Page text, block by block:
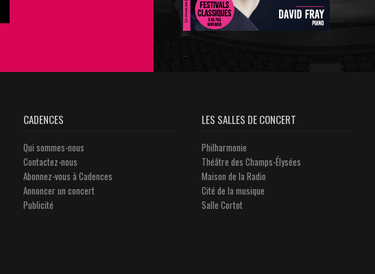
CADENCES
Qui sommes-nous
Contactez-nous
Abonnez-vous à Cadences
Annoncer un concert
Publicité
LES SALLES DE CONCERT
Philharmonie
Théâtre des Champs-Élysées
Maison de la Radio
Cité de la musique
Salle Cortot